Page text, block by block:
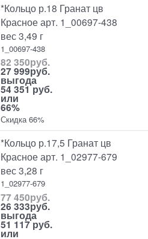
*Кольцо р.18 Гранат цв
Красное арт. 1_00697-438
вес 3,49 г
1_00697-438
82 350руб.
27 999руб.
выгода
54 351 руб.
или
66%
Скидка 66%
*Кольцо р.17,5 Гранат цв
Красное арт. 1_02977-679
вес 3,28 г
1_02977-679
77 450руб.
26 333руб.
выгода
51 117 руб.
или